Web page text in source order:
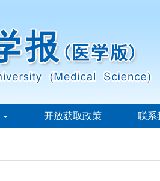
开放获取政策 联系